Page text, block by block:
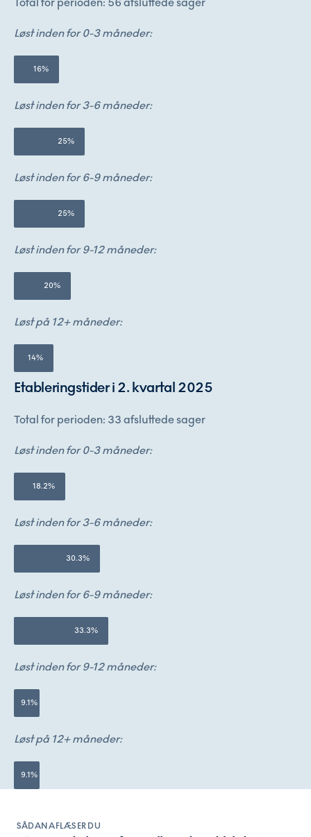
Løst inden for 0-3 måneder:
16%
Løst inden for 3-6 måneder:
25%
Løst inden for 6-9 måneder:
25%
Løst inden for 9-12 måneder:
20%
Løst på 12+ måneder:
14%
Etableringstider i 2. kvartal 2025
Total for perioden: 33 afsluttede sager
Løst inden for 0-3 måneder:
18.2%
Løst inden for 3-6 måneder:
30.3%
Løst inden for 6-9 måneder:
33.3%
Løst inden for 9-12 måneder:
9.1%
Løst på 12+ måneder:
9.1%
SÅDAN AFLÆSER DU